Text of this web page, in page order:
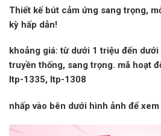
Thiết kế bút cảm ứng sang trọng,
kỳ hấp dẫn!
khoảng giá:từ dưới 1 triệu đến dưới
truyền thống, sang trọng. mã hoạt
ltp-1335, ltp-1308
nhấp vào bên dưới hình ảnh để